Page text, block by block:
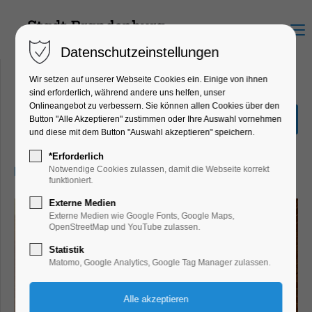
Menu
Mythos Maria
Ausstellung, Bildung, Vortrag
04.10.2026, 11:30–17:00
Datenschutzeinstellungen
Wir setzen auf unserer Webseite Cookies ein. Einige von ihnen
sind erforderlich, während andere uns helfen, unser
Onlineangebot zu verbessern. Sie können allen Cookies über den
Button "Alle Akzeptieren" zustimmen oder Ihre Auswahl vornehmen
und diese mit dem Button "Auswahl akzeptieren" speichern.
*Erforderlich
Notwendige Cookies zulassen, damit die Webseite korrekt
funktioniert.
Externe Medien
Externe Medien wie Google Fonts, Google Maps,
OpenStreetMap und YouTube zulassen.
Statistik
Matomo, Google Analytics, Google Tag Manager zulassen.